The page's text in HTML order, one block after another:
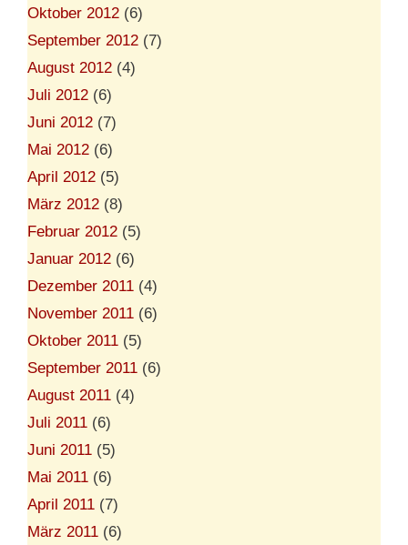
Oktober 2012 (6)
September 2012 (7)
August 2012 (4)
Juli 2012 (6)
Juni 2012 (7)
Mai 2012 (6)
April 2012 (5)
März 2012 (8)
Februar 2012 (5)
Januar 2012 (6)
Dezember 2011 (4)
November 2011 (6)
Oktober 2011 (5)
September 2011 (6)
August 2011 (4)
Juli 2011 (6)
Juni 2011 (5)
Mai 2011 (6)
April 2011 (7)
März 2011 (6)